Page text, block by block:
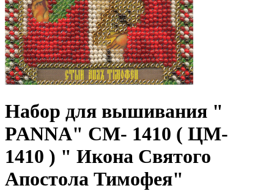
Набор для вышивания "
PANNA" CM- 1410 ( ЦМ-
1410 ) " Икона Святого
Апостола Тимофея"